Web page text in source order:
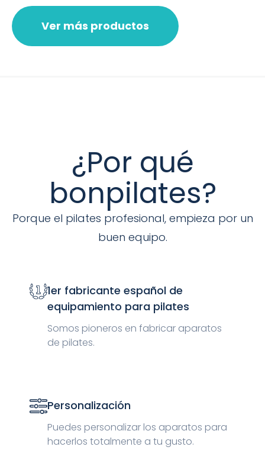
Ver más productos
¿Por qué
bonpilates?
Porque el pilates profesional, empieza por un
buen equipo.
1er fabricante español de
equipamiento para pilates
Somos pioneros en fabricar aparatos
de pilates.
Personalización
Puedes personalizar los aparatos para
hacerlos totalmente a tu gusto.